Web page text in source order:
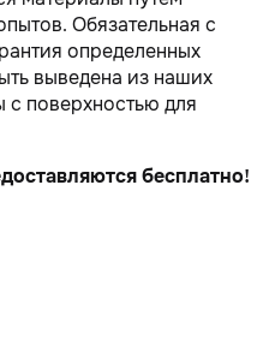
Обязательная с
определенных
выведена из наших
поверхностью для
бесплатно!